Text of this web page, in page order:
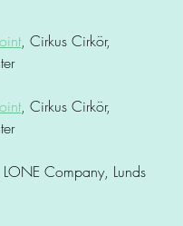
, Cirkus Cirkör,
, Cirkus Cirkör,
LONE Company, Lunds